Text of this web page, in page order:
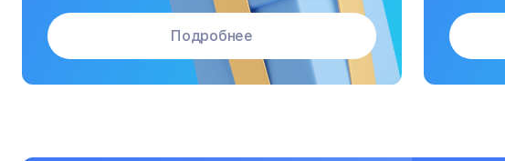
Морозильные камеры
Подробнее